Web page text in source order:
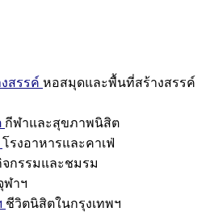
สรรค์ หอสมุดและพื้นที่สร้างสรรค์
กีฬาและสุขภาพนิสิต
โรงอาหารและคาเฟ่
จกรรมและชมรม
ฬาฯ
ชีวิตนิสิตในกรุงเทพฯ